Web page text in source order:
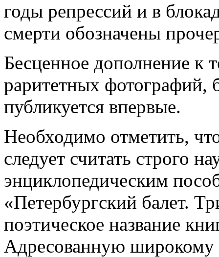
годы репрессий и в
смерти обозначены
Бесценное дополнение к
раритетных фотографий,
публикуется впервые.
Необходимо отметить,
следует считать строго
энциклопедическим
«Петербургский балет.
поэтическое название
Адресованную широкому